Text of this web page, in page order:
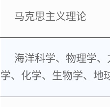
马克思主义理论
海洋科学、物理学、
学、化学、生物学、地